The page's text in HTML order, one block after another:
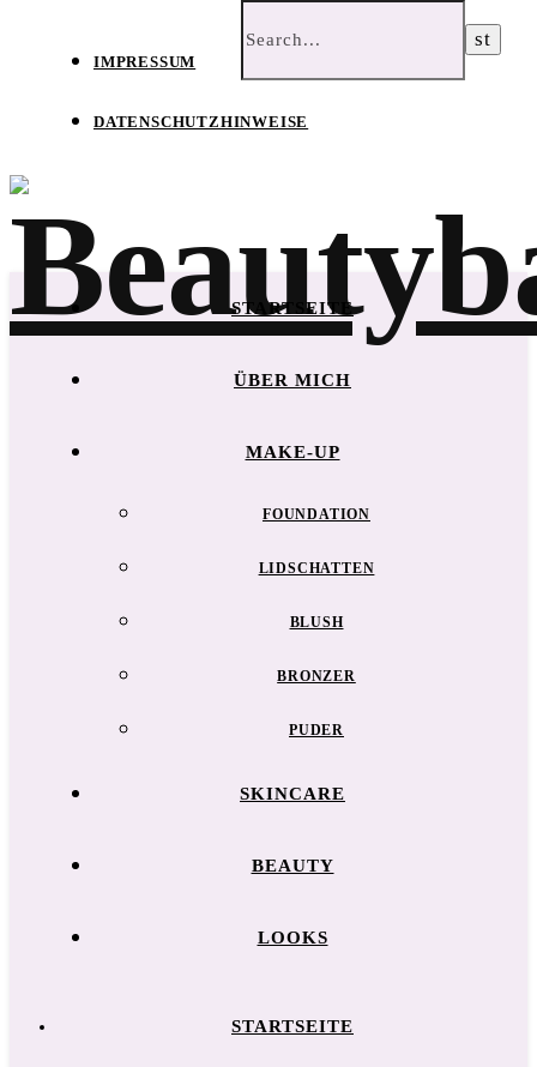
IMPRESSUM
DATENSCHUTZHINWEISE
STARTSEITE
ÜBER MICH
MAKE-UP
FOUNDATION
LIDSCHATTEN
BLUSH
BRONZER
PUDER
SKINCARE
BEAUTY
LOOKS
STARTSEITE